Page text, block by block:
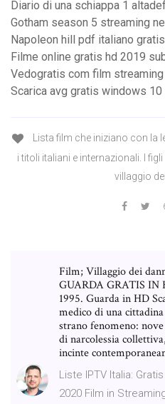
Diario di una schiappa 1
Gotham season 5 streaming
Napoleon hill pdf italiano gratis
Filme online gratis hd 2019
Vedogratis com film
Scarica avg gratis windows 10
Lista film che iniziano con la
i titoli italiani e internazionali. I
villaggio
Film; Villaggio dei
GUARDA GRATIS IN
1995. Guarda in HD
medico di una
strano fenomeno:
di narcolessia
incinte
Liste IPTV Italia:
2020 Film in